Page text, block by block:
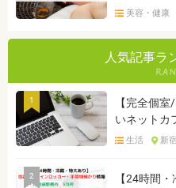
美容・健康
人気記事ラ
1
【完全個
いネットカ
生活 新
2
【24時間